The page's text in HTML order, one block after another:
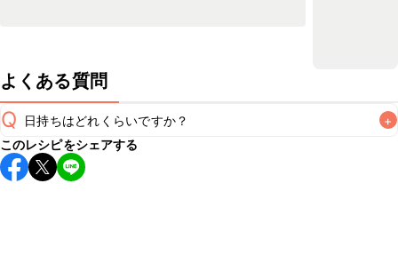
よくある質問
Q 日持ちはどれくらいですか？ +
保存期間は冷蔵で当日中が目安です。なるべくお早めにお召
し上がりください。
このレシピをシェアする